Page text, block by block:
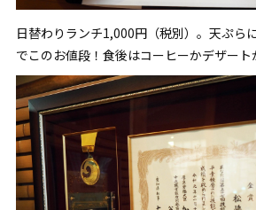
日替わりランチ1,000円（税別）。天ぷら
でこのお値段！食後はコーヒーかデザート